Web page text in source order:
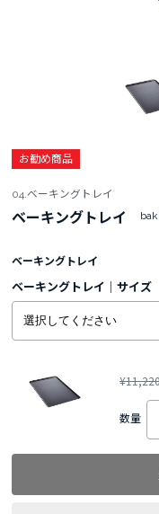
お勧め商品
04.ベーキングトレイ
ベーキングトレイ
ベーキングトレイ
ベーキングトレイ｜サイズ
数量